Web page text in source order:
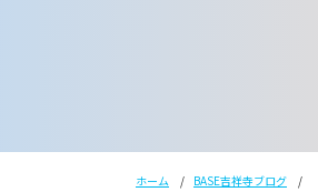
ホーム BASE吉祥寺ブログ